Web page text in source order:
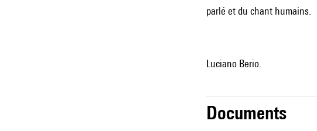
parlé et du chant humains.
Luciano Berio.
Documents